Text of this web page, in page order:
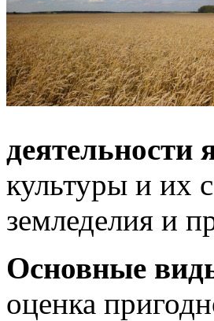
деятельности
культуры и их
земледелия и
Основные
оценка